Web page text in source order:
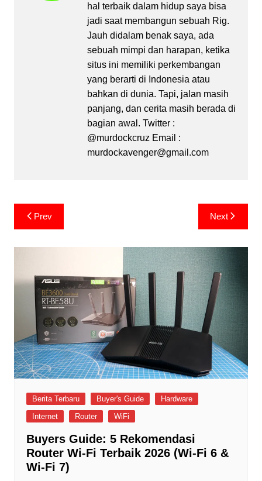
hal terbaik dalam hidup saya bisa
jadi saat membangun sebuah Rig.
Jauh didalam benak saya, ada
sebuah mimpi dan harapan, ketika
situs ini memiliki perkembangan
yang berarti di Indonesia atau
bahkan di dunia. Tapi, jalan masih
panjang, dan cerita masih berada di
bagian awal. Twitter :
@murdockcruz Email :
murdockavenger@gmail.com
Post
navigation
Prev Next
Berita Terbaru Buyer's Guide
Hardware
Internet
Router WiFi
Buyers Guide: 5 Rekomendasi
Router Wi-Fi Terbaik 2026 (Wi-Fi 6 &
Wi-Fi 7)